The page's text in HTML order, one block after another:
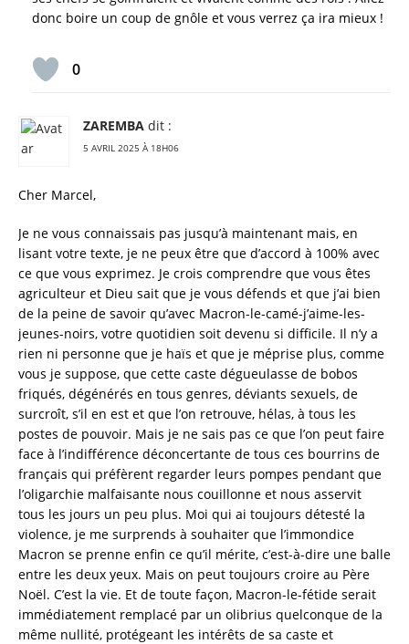
donc boire un coup de gnôle et vous verrez ça ira mieux !
0
ZAREMBA dit :
5 AVRIL 2025 À 18H06
Cher Marcel,
Je ne vous connaissais pas jusqu’à maintenant mais, en
lisant votre texte, je ne peux être que d’accord à 100% avec
ce que vous exprimez. Je crois comprendre que vous êtes
agriculteur et Dieu sait que je vous défends et que j’ai bien
de la peine de savoir qu’avec Macron-le-camé-j’aime-les-
jeunes-noirs, votre quotidien soit devenu si difficile. Il n’y a
rien ni personne que je haïs et que je méprise plus, comme
vous je suppose, que cette caste dégueulasse de bobos
friqués, dégénérés en tous genres, déviants sexuels, de
surcroît, s’il en est et que l’on retrouve, hélas, à tous les
postes de pouvoir. Mais je ne sais pas ce que l’on peut faire
face à l’indifférence déconcertante de tous ces bourrins de
français qui préfèrent regarder leurs pompes pendant que
l’oligarchie malfaisante nous couillonne et nous asservit
tous les jours un peu plus. Moi qui ai toujours détesté la
violence, je me surprends à souhaiter que l’immondice
Macron se prenne enfin ce qu’il mérite, c’est-à-dire une balle
entre les deux yeux. Mais on peut toujours croire au Père
Noël. C’est la vie. Et de toute façon, Macron-le-fétide serait
immédiatement remplacé par un olibrius quelconque de la
même nullité, protégeant les intérêts de sa caste et